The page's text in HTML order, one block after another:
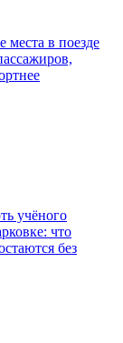
места в поезде
учёного
что
без